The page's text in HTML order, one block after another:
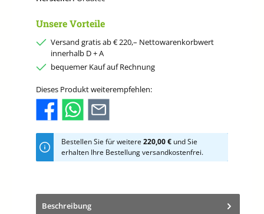
Unsere Vorteile
Versand gratis ab € 220,– Nettowarenkorbwert
innerhalb D + A
bequemer Kauf auf Rechnung
Dieses Produkt weiterempfehlen:
Bestellen Sie für weitere220,00 € und Sie
erhalten Ihre Bestellung versandkostenfrei.
Beschreibung